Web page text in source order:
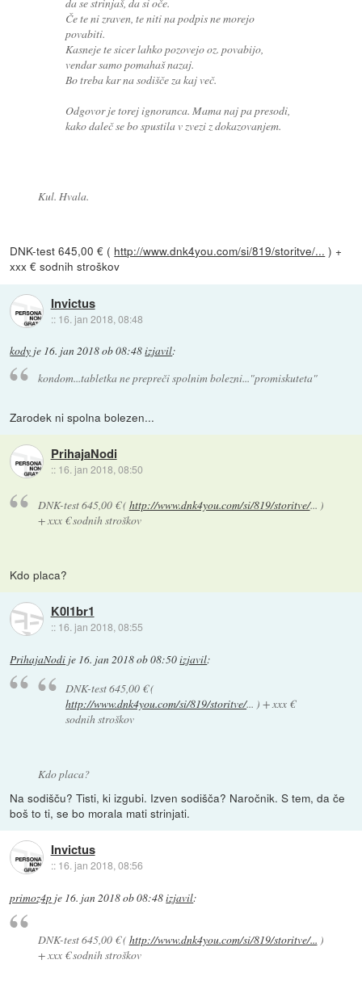
Če te ni zraven, te niti na podpis ne morejo
povabiti.
Kasneje te sicer lahko pozovejo oz. povabijo,
vendar samo pomahaš nazaj.
Bo treba kar na sodišče za kaj več.
Odgovor je torej ignoranca. Mama naj pa presodi,
kako daleč se bo spustila v zvezi z dokazovanjem.
Kul. Hvala.
DNK-test 645,00 € ( http://www.dnk4you.com/si/819/storitve/... ) +
xxx € sodnih stroškov
Invictus
:: 16. jan 2018, 08:48
kody je 16. jan 2018 ob 08:48izjavil:
kondom...tabletka ne prepreči spolnim bolezni..."promiskuteta"
Zarodek ni spolna bolezen...
PrihajaNodi
:: 16. jan 2018, 08:50
DNK-test 645,00 € ( http://www.dnk4you.com/si/819/storitve/... )
+ xxx € sodnih stroškov
Kdo placa?
K0l1br1
:: 16. jan 2018, 08:55
PrihajaNodi je 16. jan 2018 ob 08:50izjavil:
DNK-test 645,00 € (
http://www.dnk4you.com/si/819/storitve/... ) + xxx €
sodnih stroškov
Kdo placa?
Na sodišču? Tisti, ki izgubi. Izven sodišča? Naročnik. S tem, da če
boš to ti, se bo morala mati strinjati.
Invictus
:: 16. jan 2018, 08:56
primoz4p je 16. jan 2018 ob 08:48izjavil:
DNK-test 645,00 € ( http://www.dnk4you.com/si/819/storitve/... )
+ xxx € sodnih stroškov